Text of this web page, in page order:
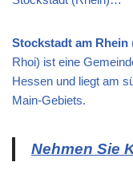
Stockstadt am Rhein
Rhoi) ist eine
Hessen und liegt am
Main-Gebiets.
Nehmen Sie